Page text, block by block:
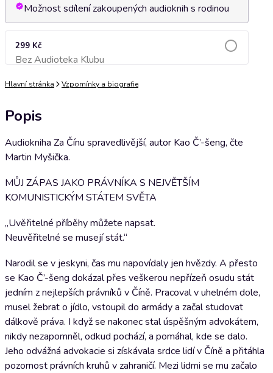
Možnost sdílení zakoupených audioknih s rodinou
299 Kč
Bez Audioteka KlubuPřidat do košíku
Hlavní stránka Vzpomínky a biografie
Popis
Audiokniha Za Čínu spravedlivější, autor Kao Č’-šeng, čte
Martin Myšička.
MŮJ ZÁPAS JAKO PRÁVNÍKA S NEJVĚTŠÍM
KOMUNISTICKÝM STÁTEM SVĚTA
„Uvěřitelné příběhy můžete napsat.
Neuvěřitelné se musejí stát.“
Narodil se v jeskyni, čas mu napovídaly jen hvězdy. A přesto
se Kao Č’-šeng dokázal přes veškerou nepřízeň osudu stát
jedním z nejlepších právníků v Číně. Pracoval v uhelném dole,
musel žebrat o jídlo, vstoupil do armády a začal studovat
dálkově práva. I když se nakonec stal úspěšným advokátem,
nikdy nezapomněl, odkud pochází, a pomáhal, kde se dalo.
Jeho odvážná advokacie si získávala srdce lidí v Číně a přitáhla
pozornost právních kruhů v zahraničí. Mezi lidmi se mu začalo